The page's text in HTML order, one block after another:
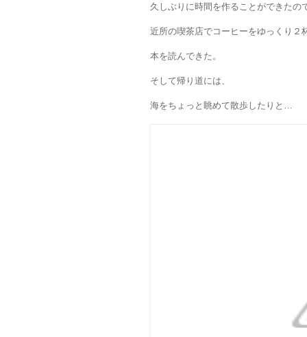
久しぶりに時間を作ることができたの
近所の喫茶店でコーヒーをゆっくり２
本を読んできた。
そして帰り道には、
海をちょっと眺めて散歩したりと…